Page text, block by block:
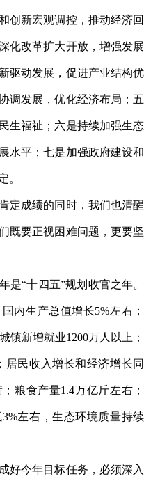
创新宏观调控，推动经济回
化改革扩大开放，增强发展
驱动发展，促进产业结构优
调发展，优化经济布局；五
生福祉；六是持续加强生态
水平；七是加强政府建设和
。
成绩的同时，我们也清醒
既要正视困难问题，更要坚
是“十四五”规划收官之年。
内生产总值增长5%左右；
镇新增就业1200万人以上；
居民收入增长和经济增长同
粮食产量1.4万亿斤左右；
3%左右，生态环境质量持续
今年目标任务，必须深入